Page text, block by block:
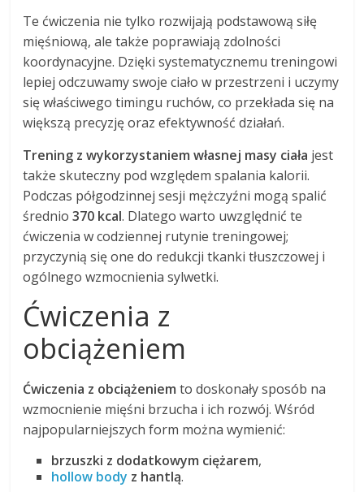
Te ćwiczenia nie tylko rozwijają podstawową siłę
mięśniową, ale także poprawiają zdolności
koordynacyjne. Dzięki systematycznemu treningowi
lepiej odczuwamy swoje ciało w przestrzeni i uczymy
się właściwego timingu ruchów, co przekłada się na
większą precyzję oraz efektywność działań.
Trening z wykorzystaniem własnej masy ciała jest
także skuteczny pod względem spalania kalorii.
Podczas półgodzinnej sesji mężczyźni mogą spalić
średnio370 kcal. Dlatego warto uwzględnić te
ćwiczenia w codziennej rutynie treningowej;
przyczynią się one do redukcji tkanki tłuszczowej i
ogólnego wzmocnienia sylwetki.
Ćwiczenia z
obciążeniem
Ćwiczenia z obciążeniem to doskonały sposób na
wzmocnienie mięśni brzucha i ich rozwój. Wśród
najpopularniejszych form można wymienić:
brzuszki z dodatkowym ciężarem,
hollow body z hantlą.